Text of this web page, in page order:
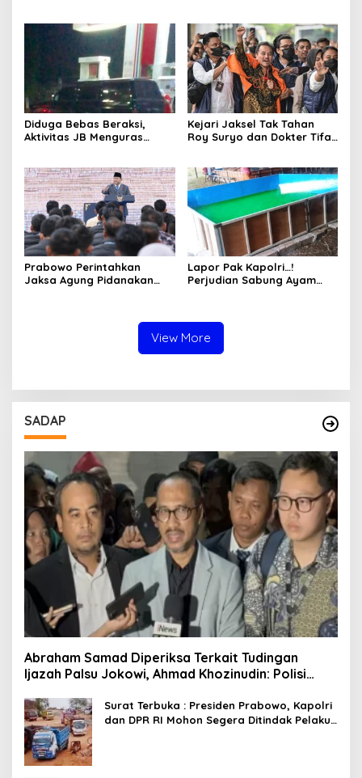
Diduga Bebas Beraksi,
Aktivitas JB Menguras
Warga
Kejari Jaksel Tak Tahan
Roy Suryo dan Dokter Tifa,
Hukum
Prabowo Perintahkan
Jaksa Agung Pidanakan
Lapor Pak Kapolri…!
Perjudian Sabung Ayam
Diduga Libatkan Oknum
Aparat dan Media
View More
SADAP
Abraham Samad Diperiksa Terkait Tudingan
Ijazah Palsu Jokowi, Ahmad Khozinudin: Polisi
Surat Terbuka : Presiden Prabowo, Kapolri
dan DPR RI Mohon Segera Ditindak Pelaku